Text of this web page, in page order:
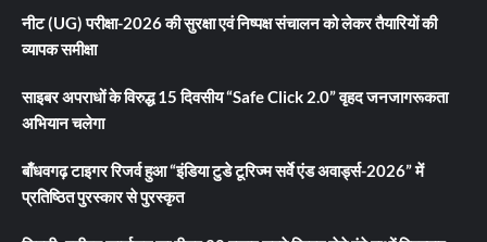
नीट (UG) परीक्षा-2026 की सुरक्षा एवं निष्पक्ष संचालन को लेकर तैयारियों की
व्यापक समीक्षा
साइबर अपराधों के विरुद्ध 15 दिवसीय “Safe Click 2.0” वृहद जनजागरूकता
अभियान चलेगा
बाँधवगढ़ टाइगर रिजर्व हुआ “इंडिया टुडे टूरिज्म सर्वे एंड अवार्ड्स-2026” में
प्रतिष्ठित पुरस्कार से पुरस्कृत